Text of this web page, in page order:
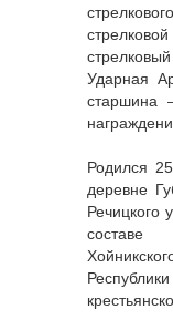
Ударная
старшина
Родился
деревне
Речицкого
составе